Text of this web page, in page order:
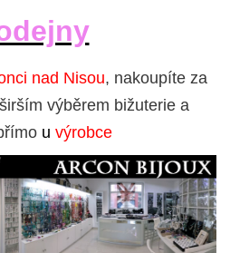
nad Nisou, nakoupíte za
výběrem bižuterie a
u výrobce